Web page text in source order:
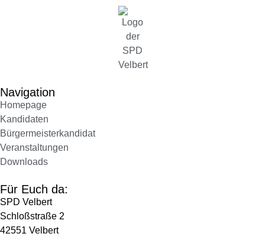
Navigation
Homepage
Kandidaten
Bürgermeisterkandidat
Veranstaltungen
Downloads
Für Euch da:
SPD Velbert
Schloßstraße 2
42551 Velbert